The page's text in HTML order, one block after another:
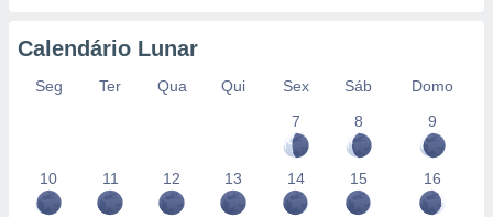
Calendário Lunar
Seg Ter Qua Qui Sex Sáb
Domo
7
8 9
10 11 12 13 14 15 16